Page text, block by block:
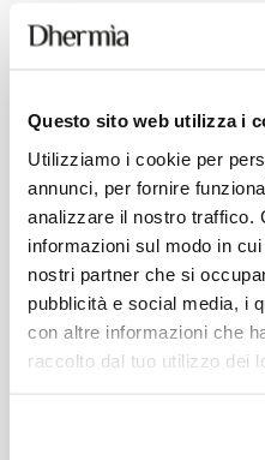
Questo sito web utilizza i
Utilizziamo i cookie per
annunci, per fornire
analizzare il nostro traffico.
informazioni sul modo in
nostri partner che si
pubblicità e social media, i
con altre informazioni che
raccolto dal tuo utilizzo dei